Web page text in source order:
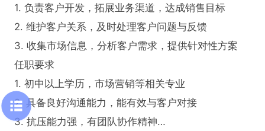
1. 负责客户开发，拓展业务渠道，达成销售目标
2. 维护客户关系，及时处理客户问题与反馈
3. 收集市场信息，分析客户需求，提供针对性方案
任职要求
1. 初中以上学历，市场营销等相关专业
2. 具备良好沟通能力，能有效与客户对接
3. 抗压能力强，有团队协作精神